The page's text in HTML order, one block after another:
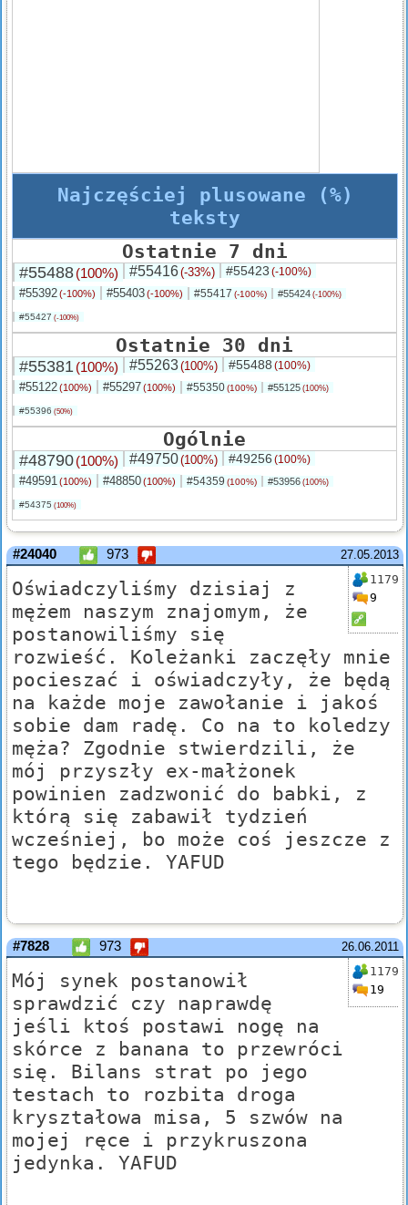
Najczęściej plusowane (%)
teksty
Ostatnie 7 dni
#55488(100%) #55416(-33%) #55423 (-100%)
#55392(-100%) #55403(-100%) #55417 (-100%) #55424 (-100%)
#55427 (-100%)
Ostatnie 30 dni
#55381(100%) #55263(100%) #55488 (100%)
#55122(100%) #55297(100%) #55350(100%) #55125 (100%)
#55396 (50%)
Ogólnie
#48790(100%) #49750(100%) #49256 (100%)
#49591(100%) #48850(100%) #54359 (100%) #53956 (100%)
#54375 (100%)
27.05.2013
#24040 973
1179
9
Oświadczyliśmy dzisiaj z
mężem naszym znajomym, że
postanowiliśmy się
rozwieść. Koleżanki zaczęły mnie
pocieszać i oświadczyły, że będą
na każde moje zawołanie i jakoś
sobie dam radę. Co na to koledzy
męża? Zgodnie stwierdzili, że
mój przyszły ex-małżonek
powinien zadzwonić do babki, z
którą się zabawił tydzień
wcześniej, bo może coś jeszcze z
tego będzie. YAFUD
26.06.2011
#7828 973
1179
19
Mój synek postanowił
sprawdzić czy naprawdę
jeśli ktoś postawi nogę na
skórce z banana to przewróci
się. Bilans strat po jego
testach to rozbita droga
kryształowa misa, 5 szwów na
mojej ręce i przykruszona
jedynka. YAFUD